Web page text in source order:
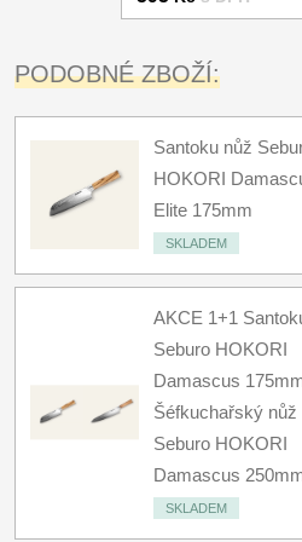
PODOBNÉ ZBOŽÍ:
Santoku nůž
HOKORI
Elite 175mm
SKLADEM
AKCE 1+1
Seburo HOKORI
Damascus
Šéfkuchařský nůž
Seburo HOKORI
Damascus
SKLADEM